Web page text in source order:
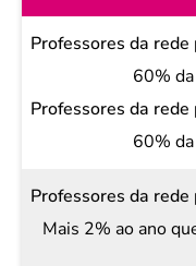
Professores
pública
particular
60%
60%
Mais 2% ao ano